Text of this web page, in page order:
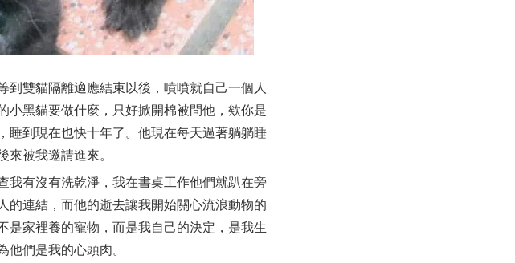
雙貓隔離適應結束以後，噴噴就自己一個人
小黑貓要做什麼，只好掀開棉被問他，欸你是
睡到現在也快十年了。 他現在每天過著躺躺睡
來被我邀請進來。
我有沒有洗乾淨，我在書桌工作他們就趴在旁
的連結， 而他的逝去讓我開始關心流浪動物的
是家裡養的寵物，而是我自己的決定，是我生
他們是我的心頭肉。